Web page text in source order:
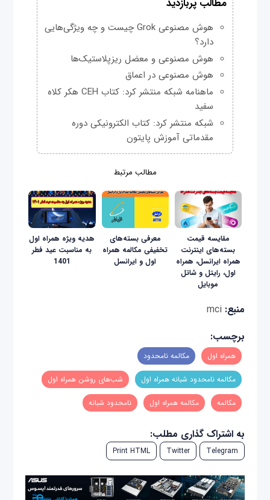
مطالب پربازدید
هوش مصنوعی Grok چیست و چه ویژگی‌هایی
دارد؟
هوش مصنوعی و معضل ریزپلاستیک‌ها
هوش مصنوعی در اعماق
ماهنامه شبکه منتشر کرد: کتاب CEH هکر کلاه
سفید
شبکه منتشر کرد: کتاب الکترونیکی دوره
مقدماتی آموزش پایتون
مطالب مرتبط
مقایسه‌ قیمت
بسته‌های اینترنت
همراه ایرانسل، همراه
اول، رایتل و شاتل
موبایل
معرفی بسته‌های
تخفیفی مکالمه همراه
اول و ایرانسل
هدیه ویژه همراه اول
به مناسبت عید فطر
1401
منبع:mci
برچسب:
همراه اول مکالمه نامحدود
مکالمه نامحدود شبانه همراه اول شب‌های روشن همراه اول
مکالمه مکالمه همراه اول نامحدود شبانه
به اشتراک گذاری مطلب:
Telegram
Twitter
Print HTML